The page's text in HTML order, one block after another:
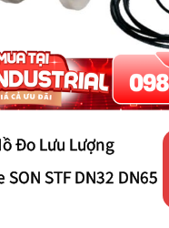
Đo Lưu Lượng
STF DN32 DN65